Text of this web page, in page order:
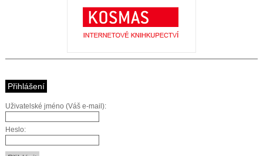
Přihlášení
Uživatelské jméno (Váš e-mail):
Heslo: